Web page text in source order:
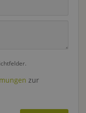
zur